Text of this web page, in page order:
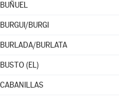
BUÑUEL
BURGUI/BURGI
BURLADA/BURLATA
BUSTO (EL)
CABANILLAS